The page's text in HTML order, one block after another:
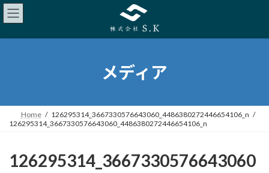
メディア
Home
126295314_3667330576643060_4486380272446654106_n
126295314_3667330576643060_4486380272446654106_n
126295314_3667330576643060